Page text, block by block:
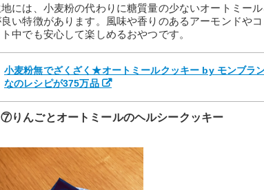
には、小麦粉の代わりに糖質量の少ないオートミー
良い特徴があります。風味や香りのあるアーモンドや
ト中でも安心して楽しめるおやつです。
小麦粉無でざくざく★オートミールクッキー by モンブラ
なのレシピが375万品
⑦りんごとオートミールのヘルシークッキー